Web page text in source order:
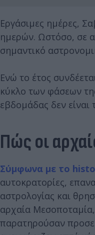
Εργάσιμες ημέρες,
ημερών. Ωστόσο, σε
σημαντικό
Ενώ το έτος
κύκλο των φάσεων
εβδομάδας δεν είναι
Πώς οι
Σύμφωνα με το
αυτοκρατορίες,
αστρολογίας και
αρχαία
παρατηρούσαν